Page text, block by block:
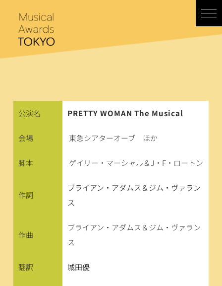
へ
公演名 PRETTY WOMAN The Musical
会場 東急シアターオーブ　ほか
脚本 ゲイリー・マーシャル＆J・F・ロートン
作詞
ブライアン・アダムス＆ジム・ヴァラン
ス
作曲
ブライアン・アダムス＆ジム・ヴァラン
ス
翻訳 城田優